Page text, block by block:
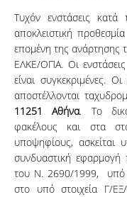
Τυχόν ενστάσεις κατά
αποκλειστική
επομένη της ανάρτησης
ΕΛΚΕ/ΟΠΑ. Οι
είναι συγκεκριμένες.
αποστέλλονται
11251 Αθήνα. Το
φακέλους και στα
υποψηφίους,
συνδυαστική
του Ν. 2690/1999, υπό
στο υπό στοιχεία Γ/